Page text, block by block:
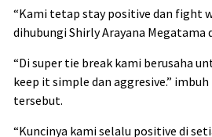
“Kami tetap stay positive dan fight
dihubungi Shirly Arayana
“Di super tie break kami berusaha
keep it simple dan aggresive.”
tersebut.
“Kuncinya kami selalu positive di